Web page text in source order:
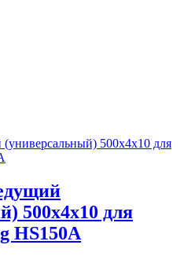
500х4х10 для
HS150A